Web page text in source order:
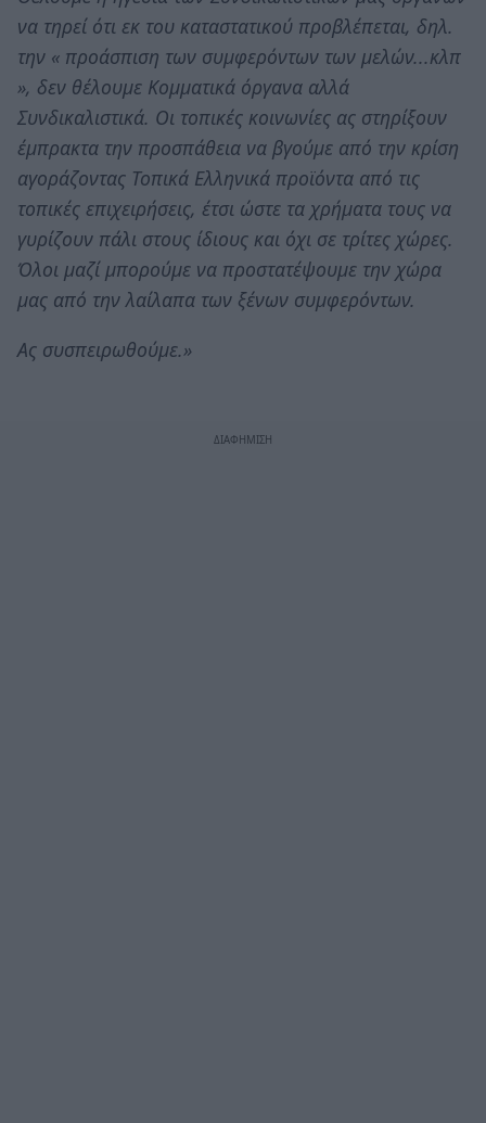
να τηρεί ότι εκ του καταστατικού προβλέπεται, δηλ.
την « προάσπιση των συμφερόντων των μελών...κλπ
», δεν θέλουμε Κομματικά όργανα αλλά
Συνδικαλιστικά. Οι τοπικές κοινωνίες ας στηρίξουν
έμπρακτα την προσπάθεια να βγούμε από την κρίση
αγοράζοντας Τοπικά Ελληνικά προϊόντα από τις
τοπικές επιχειρήσεις, έτσι ώστε τα χρήματα τους να
γυρίζουν πάλι στους ίδιους και όχι σε τρίτες χώρες.
Όλοι μαζί μπορούμε να προστατέψουμε την χώρα
μας από την λαίλαπα των ξένων συμφερόντων.
Ας συσπειρωθούμε.»